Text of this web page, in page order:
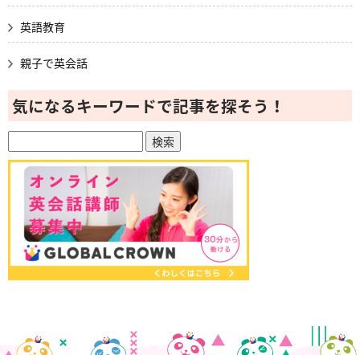
英語教育
親子で英会話
気になるキーワードで記事を探そう！